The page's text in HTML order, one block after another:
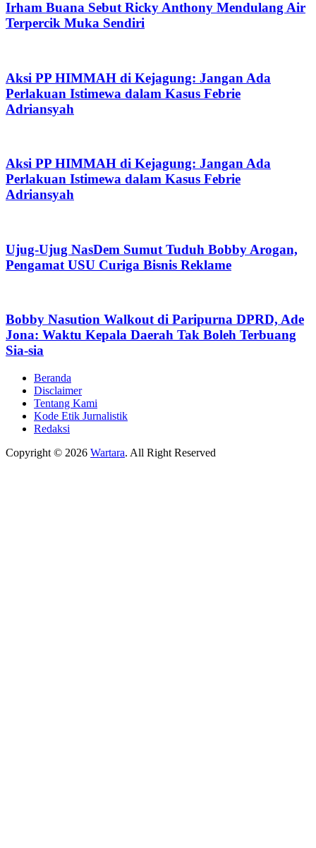
Irham Buana Sebut Ricky Anthony Mendulang Air
Terpercik Muka Sendiri
Aksi PP HIMMAH di Kejagung: Jangan Ada
Perlakuan Istimewa dalam Kasus Febrie
Adriansyah
Aksi PP HIMMAH di Kejagung: Jangan Ada
Perlakuan Istimewa dalam Kasus Febrie
Adriansyah
Ujug-Ujug NasDem Sumut Tuduh Bobby Arogan,
Pengamat USU Curiga Bisnis Reklame
Bobby Nasution Walkout di Paripurna DPRD, Ade
Jona: Waktu Kepala Daerah Tak Boleh Terbuang
Sia-sia
Beranda
Disclaimer
Tentang Kami
Kode Etik Jurnalistik
Redaksi
Copyright © 2026 Wartara. All Right Reserved